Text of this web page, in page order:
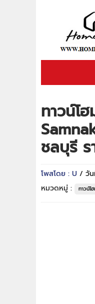
ทาวน์โ
ชลบุรี ร
โพสโดย : U / วัน
หมวดหมู่ :
ทาวน์โ